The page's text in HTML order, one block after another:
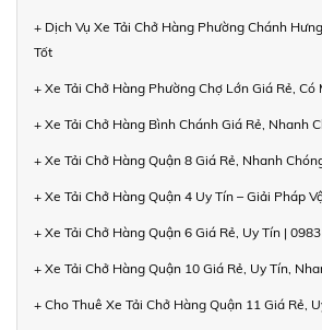
+ Dịch Vụ Xe Tải Chở Hàng Phường Chánh
Tốt
+ Xe Tải Chở Hàng Phường Chợ Lớn Giá Rẻ,
+ Xe Tải Chở Hàng Bình Chánh Giá Rẻ, Nhanh
+ Xe Tải Chở Hàng Quận 8 Giá Rẻ, Nhanh
+ Xe Tải Chở Hàng Quận 4 Uy Tín – Giải Pháp
+ Xe Tải Chở Hàng Quận 6 Giá Rẻ, Uy Tín |
+ Xe Tải Chở Hàng Quận 10 Giá Rẻ, Uy Tín,
+ Cho Thuê Xe Tải Chở Hàng Quận 11 Giá Rẻ,